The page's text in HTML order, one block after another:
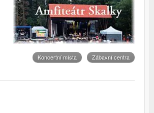
Koncertní místa Zábavní centra